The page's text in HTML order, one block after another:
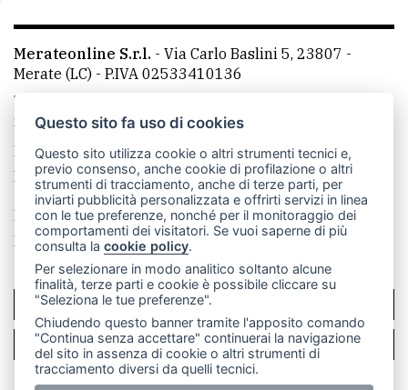
Merateonline S.r.l. - Via Carlo Baslini 5, 23807 -
Merate (LC) - P.IVA 02533410136
Telefono:
mail: redazione@merateonline.it
La redazione
CasateOnline LeccoOnline
RSS
Made by VIP
Privacy policy
Cookie policy
Rivedi le tue scelte sui cookie
SCRIVICI
PER LA TUA PUBBLICITÀ
Questo sito fa uso di cookies
Questo sito utilizza cookie o altri strumenti tecnici e,
previo consenso, anche cookie di profilazione o altri
strumenti di tracciamento, anche di terze parti, per
inviarti pubblicità personalizzata e offrirti servizi in linea
con le tue preferenze, nonché per il monitoraggio dei
comportamenti dei visitatori. Se vuoi saperne di più
consulta lacookie policy.
Per selezionare in modo analitico soltanto alcune
finalità, terze parti e cookie è possibile cliccare su
"Seleziona le tue preferenze".
Chiudendo questo banner tramite l'apposito comando
"Continua senza accettare" continuerai la navigazione
del sito in assenza di cookie o altri strumenti di
tracciamento diversi da quelli tecnici.